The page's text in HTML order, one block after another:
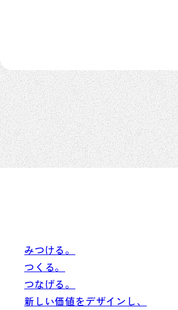
みつける。
つくる。
つなげる。
新しい価値をデザインし、